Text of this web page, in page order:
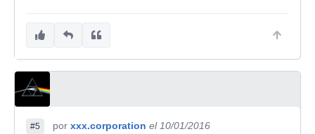
#5 por xxx.corporation el 10/01/2016